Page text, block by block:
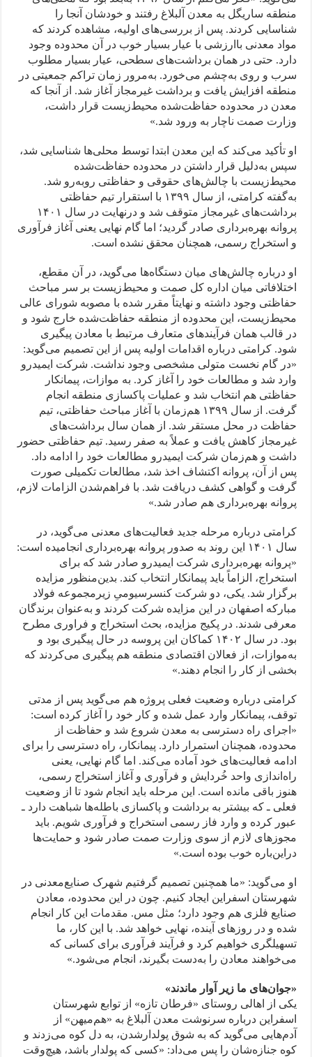
منطقه ساریگل به معدن آلبلاغ رفتند و خودشان آنجا را
شناسایی کردند. پس از بررسی‌های اولیه، مشاهده کردند که
مواد معدنی باارزشی با عیار بسیار خوب در آن محدوده وجود
دارد. حتی در همان برداشت‌های سطحی، عیار بسیار مطلوب
سرب و روی به‌چشم می‌خورد. به‌مرور زمان تراکم جمعیتی در
منطقه افزایش یافت و برداشت غیرمجاز آغاز شد. از آنجا که
معدن در محدوده حفاظت‌شده محیط‌زیست قرار داشت،
وزارت صمت ناچار به ورود شد.»
او تأکید می‌کند که این معدن ابتدا توسط محلی‌ها شناسایی شد،
سپس به‌دلیل قرار داشتن در محدوده حفاظت‌شده
محیط‌زیست با چالش‌های حقوقی و حفاظتی روبه‌رو شد.
به‌گفته کرامتی، از سال ۱۳۹۹ با استقرار تیم حفاظتی
برداشت‌های غیرمجاز متوقف شد و درنهایت در سال ۱۴۰۱
پروانه بهره‌برداری صادر گردید؛ اما گام نهایی یعنی آغاز فرآوری
و استخراج رسمی، همچنان محقق نشده است.
او درباره چالش‌های میان دستگاه‌ها می‌گوید، در آن مقطع،
اختلافاتی میان اداره کل صمت و محیط‌زیست بر سر مباحث
حفاظتی وجود داشته و نهایتاً مقرر شده با مصوبه شورای عالی
محیط‌زیست، این محدوده از منطقه حفاظت‌شده خارج شود و
در قالب همان فرآیندهای متعارف مرتبط با معادن پیگیری
شود. کرامتی درباره اقدامات اولیه پس از این تصمیم می‌گوید:
«در گام نخست متولی مشخصی وجود نداشت. شرکت ایمیدرو
وارد شد و مطالعات خود را آغاز کرد. به موازات، پیمانکار
حفاظتی هم انتخاب شد و عملیات پاکسازی منطقه انجام
گرفت. از سال ۱۳۹۹ هم‌زمان با آغاز مباحث حفاظتی، تیم
حفاظت در محل مستقر شد. از همان سال برداشت‌های
غیرمجاز کاهش یافت و عملاً به صفر رسید. تیم حفاظتی حضور
داشت و هم‌زمان شرکت ایمیدرو مطالعات خود را ادامه داد.
پس از آن، پروانه اکتشاف اخذ شد، مطالعات تکمیلی صورت
گرفت و گواهی کشف دریافت شد. با فراهم‌شدن الزامات لازم،
پروانه بهره‌برداری هم صادر شد.»
کرامتی درباره مرحله جدید فعالیت‌های معدنی می‌گوید، در
سال ۱۴۰۱ این روند به صدور پروانه بهره‌برداری انجامیده است:
«پروانه بهره‌برداری شرکت ایمیدرو صادر شد که برای
استخراج، الزاماً باید پیمانکار انتخاب کند. بدین‌منظور مزایده
برگزار شد. یکی، دو شرکت‌ کنسرسیومیِ زیرمجموعه فولاد
مبارکه اصفهان در این مزایده شرکت کردند و به‌عنوان برندگان
معرفی شدند. در پکیج مزایده، بحث استخراج و فراوری مطرح
بود. در سال ۱۴۰۲ کماکان این پروسه در حال پیگیری بود و
به‌موازات، از فعالان اقتصادی منطقه هم پیگیری می‌کردند که
بخشی از کار را انجام دهند.»
کرامتی درباره وضعیت فعلی پروژه هم می‌گوید پس از مدتی
توقف، پیمانکار وارد عمل شده و کار خود را آغاز کرده است:
«اجرای راه دسترسی به معدن شروع شد و حفاظت از
محدوده، همچنان استمرار دارد. پیمانکار، راه دسترسی را برای
ادامه فعالیت‌های خود آماده می‌کند. اما گام نهایی، یعنی
راه‌اندازی واحد خُردایش و فرآوری و آغاز استخراج رسمی،
هنوز باقی مانده است. این مرحله باید انجام شود تا از وضعیت
فعلی ـ که بیشتر به برداشت و پاکسازی باطله‌ها شباهت دارد ـ
عبور کرده و وارد فاز رسمی استخراج و فرآوری شویم. باید
مجوزهای لازم از سوی وزارت صمت صادر شود و حمایت‌ها
دراین‌باره خوب بوده است.»
او می‌گوید: «ما همچنین تصمیم گرفتیم شهرک صنایع‌معدنی در
شهرستان اسفراین ایجاد کنیم. چون در این محدوده، معادن
صنایع فلزی هم وجود دارد؛ مثل مس. مقدمات این کار انجام
شده و در روزهای آینده، نهایی خواهد شد. با این کار، ما
تسهیلگری خواهیم کرد و فرآیند فرآوری برای کسانی که
می‌خواهند معادن را به‌دست بگیرند، انجام می‌شود.»
«جوان‌های ما زیر آوار ماندند»
یکی از اهالی روستای «فرطان تازه» از توابع شهرستان
اسفراین درباره سرنوشت معدن آلبلاغ به «هم‌میهن» از
آدم‌هایی می‌گوید که به شوق پولدارشدن، به دل کوه می‌زدند و
کوه جنازه‌شان را پس می‌داد: «کسی که پولدار باشد، هیچ‌وقت